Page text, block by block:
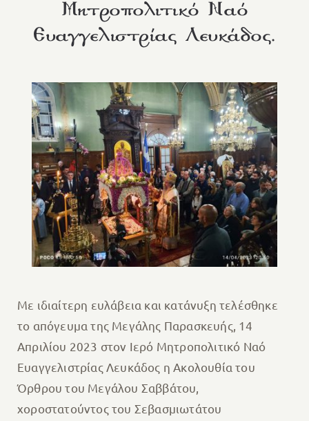
Μητροπολιτικό Ναό
Ευαγγελιστρίας Λευκάδος.
Με ιδιαίτερη ευλάβεια και κατάνυξη τελέσθηκε
το απόγευμα της Μεγάλης Παρασκευής, 14
Απριλίου 2023 στον Ιερό Μητροπολιτικό Ναό
Ευαγγελιστρίας Λευκάδος η Ακολουθία του
Όρθρου του Μεγάλου Σαββάτου,
χοροστατούντος του Σεβασμιωτάτου